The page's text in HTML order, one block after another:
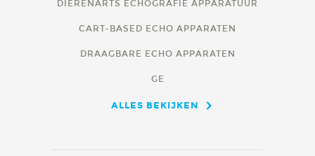
DIERENARTS ECHOGRAFIE APPARATUUR
CART-BASED ECHO APPARATEN
DRAAGBARE ECHO APPARATEN
GE
ALLES BEKIJKEN